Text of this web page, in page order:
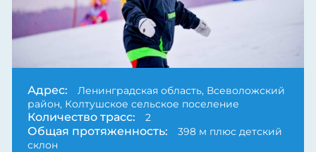
Адрес:
Ленинградская область, Всеволожский
район, Колтушское сельское поселение
Количество трасс: 2
Общая протяженность:
398 м плюс детский
склон